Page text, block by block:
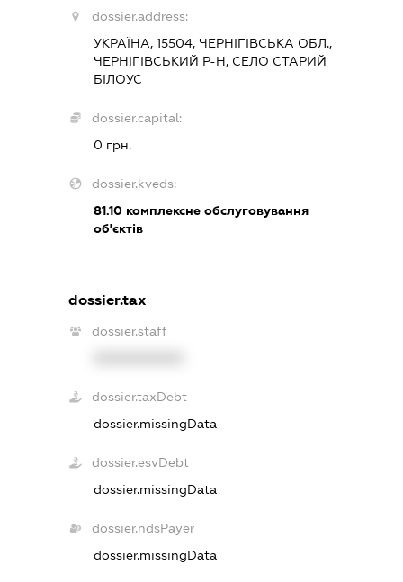
dossier.address:
УКРАЇНА, 15504, ЧЕРНІГІВСЬКА ОБЛ.,
ЧЕРНІГІВСЬКИЙ Р-Н, СЕЛО СТАРИЙ
БІЛОУС
dossier.capital:
0 грн.
dossier.kveds:
81.10 комплексне обслуговування
об'єктів
dossier.tax
dossier.staff
dossier.taxDebt
dossier.missingData
dossier.esvDebt
dossier.missingData
dossier.ndsPayer
dossier.missingData